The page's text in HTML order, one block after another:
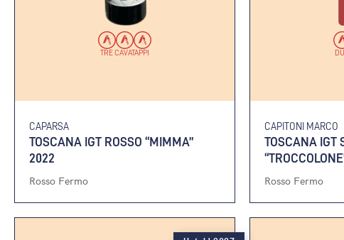
TRE CAVATAPPI
CAPARSA
TOSCANA IGT ROSSO “MIMMA”
2022
Rosso Fermo
CAPITONI MARCO
TOSCANA IGT
Rosso Fermo